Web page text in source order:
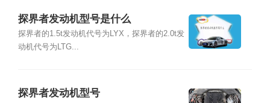
探界者发动机型号是什么
探界者的1.5t发动机代号为LYX，探界者的2.0t发
动机代号为LTG...
探界者发动机型号